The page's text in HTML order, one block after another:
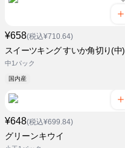
¥658(税込¥710.64)
スイーツキング すいか角切り(中)
中1パック
国内産
¥648(税込¥699.84)
グリーンキウイ